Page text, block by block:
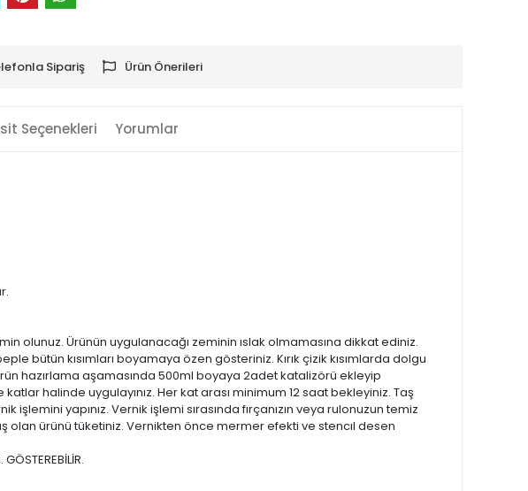
Sipariş Ürün Önerileri
Seçenekleri Yorumlar
olunuz. Ürünün uygulanacağı zeminin ıslak olmamasına dikkat ediniz.
bütün kısımları boyamaya özen gösteriniz. Kırık çizik kısımlarda dolgu
hazırlama aşamasında 500ml boyaya 2adet katalizörü ekleyip
katlar halinde uygulayınız. Her kat arası minimum 12 saat bekleyiniz. Taş
yapınız. Vernik işlemi sırasında fırçanızın veya rulonuzun temiz
ürünü tüketiniz. Vernikten önce mermer efekti ve stencıl desen